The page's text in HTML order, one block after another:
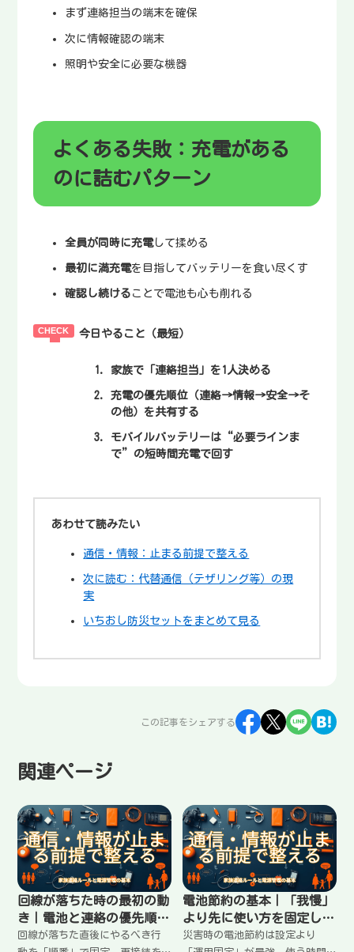
まず連絡担当の端末を確保
次に情報確認の端末
照明や安全に必要な機器
よくある失敗：充電がある
のに詰むパターン
全員が同時に充電して揉める
最初に満充電を目指してバッテリーを食い尽くす
確認し続ける ことで電池も心も削れる
今日やること（最短）
家族で「連絡担当」を1人決める
充電の優先順位（連絡→情報→安全→そ
の他）を共有する
モバイルバッテリーは“必要ラインま
で”の短時間充電で回す
あわせて読みたい
通信・情報：止まる前提で整える
次に読む：代替通信（テザリング等）の現
実
いちおし防災セットをまとめて見る
この記事をシェアする
関連ページ
回線が落ちた時の最初の動
き｜電池と連絡の優先順位
を崩さない
回線が落ちた直後にやるべき行
電池節約の基本｜「我慢」
より先に使い方を固定して
切れない運用にする
災害時の電池節約は設定より